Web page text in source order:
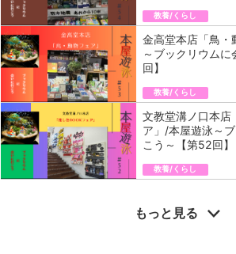
教養/くらし
金高堂本店「鳥・
～ブックリウム
回】
教養/くらし
文教堂溝ノ口本店
ア」/本屋遊泳～
こう～【第52回】
教養/くらし
もっと見る